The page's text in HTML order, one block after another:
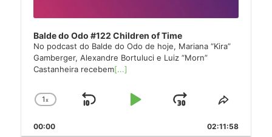
Balde do Odo #122 Children of Time
No podcast do Balde do Odo de hoje, Mariana “Kira”
Gamberger, Alexandre Bortuluci e Luiz “Morn”
Castanheira recebem[...]
Change
Rate
1x
Skip
Play
Jump
Forward
Share
Episode
00:00 02:11:58